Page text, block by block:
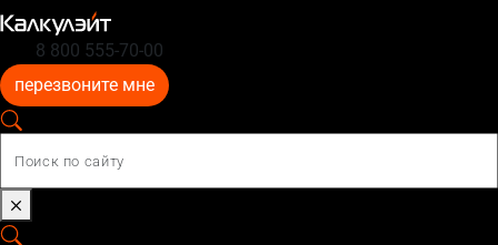
8 800 555-70-00
перезвоните мне